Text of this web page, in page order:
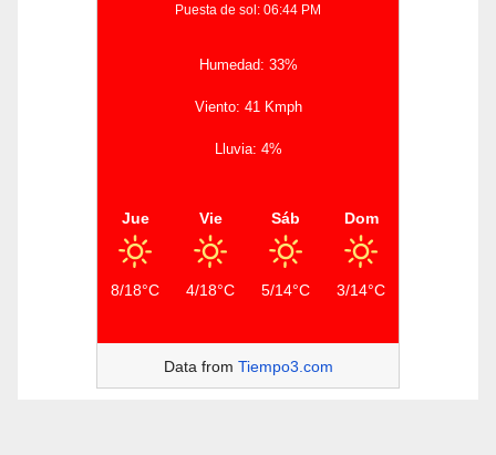
Puesta de sol: 06:44 PM
Humedad: 33%
Viento: 41 Kmph
Lluvia: 4%
Jue
8/18°C
Vie
4/18°C
Sáb
5/14°C
Dom
3/14°C
Data from Tiempo3.com